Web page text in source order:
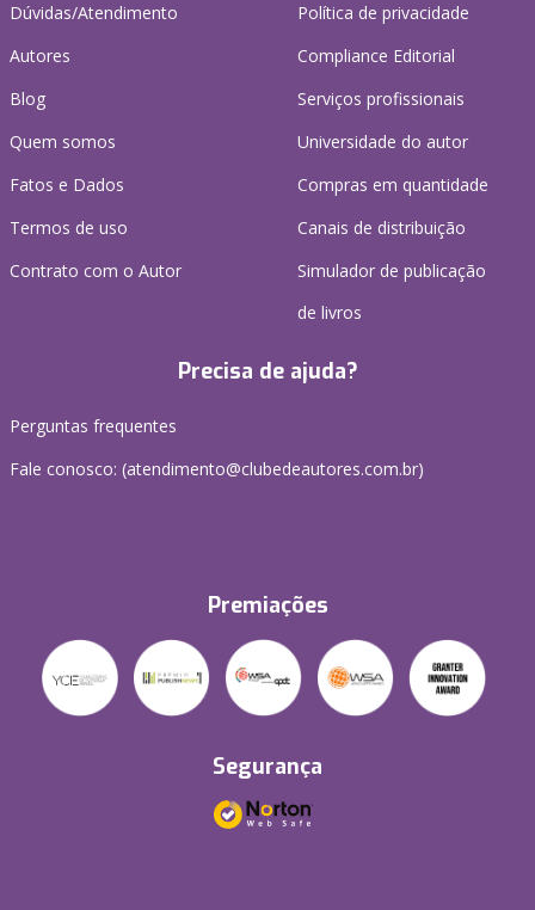
Dúvidas/Atendimento
Autores
Blog
Quem somos
Fatos e Dados
Termos de uso
Contrato com o Autor
Política de privacidade
Compliance Editorial
Serviços profissionais
Universidade do autor
Compras em quantidade
Canais de distribuição
Simulador de publicação
de livros
Precisa de ajuda?
Perguntas frequentes
Fale conosco: (atendimento@clubedeautores.com.br)
Premiações
Segurança